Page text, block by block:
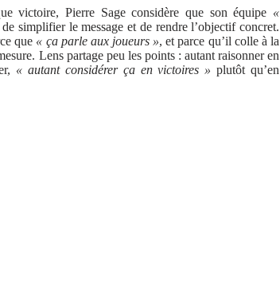
victoire, Pierre Sage considère que son équipe «
simplifier le message et de rendre l’objectif concret.
que « ça parle aux joueurs », et parce qu’il colle à la
Lens partage peu les points : autant raisonner en
« autant considérer ça en victoires » plutôt qu’en